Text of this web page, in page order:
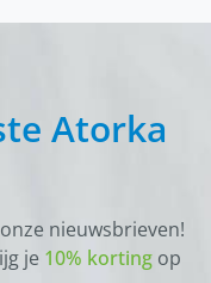
Atorka
nieuwsbrieven!
je 10% korting op